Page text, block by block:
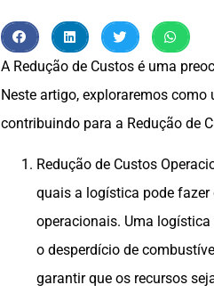
A Redução de Custos é uma
Neste artigo, exploraremos
contribuindo para a Redução de
Redução de Custos
quais a logística pode
operacionais. Uma
o desperdício de
garantir que os recursos